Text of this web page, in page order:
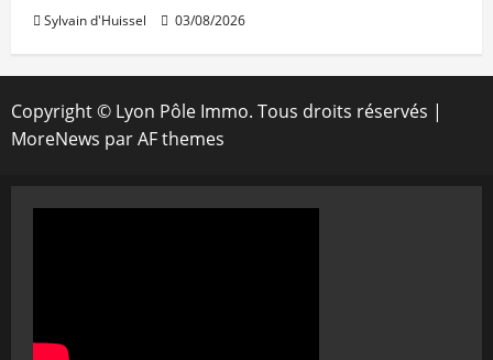
Sylvain d'Huissel 03/08/2026
Copyright © Lyon Pôle Immo. Tous droits réservés |
MoreNews par AF themes